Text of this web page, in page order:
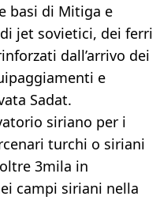
basi di Mitiga e
jet sovietici, dei ferri
dall’arrivo dei
e
Sadat.
siriano per i
turchi o siriani
3mila in
campi siriani nella